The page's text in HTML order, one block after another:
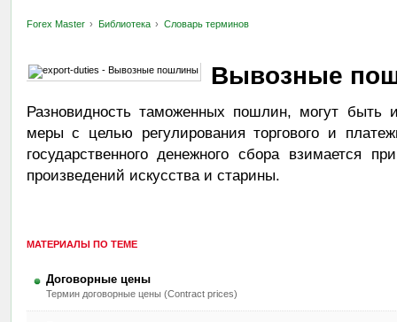
Forex Master Библиотека Словарь терминов
Вывозные
Разновидность таможенных пошлин, могут быть
меры с целью регулирования торгового и
государственного денежного сбора взимается
произведений искусства и старины.
МАТЕРИАЛЫ ПО ТЕМЕ
Договорные цены
Термин договорные цены (Contract prices)